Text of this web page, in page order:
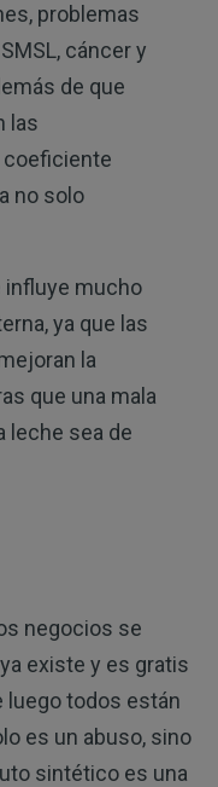
problemas
cáncer y
de que
las
coeficiente
no solo
influye mucho
ya que las
la
que una mala
leche sea de
negocios se
existe y es gratis
luego todos están
es un abuso, sino
sintético es una